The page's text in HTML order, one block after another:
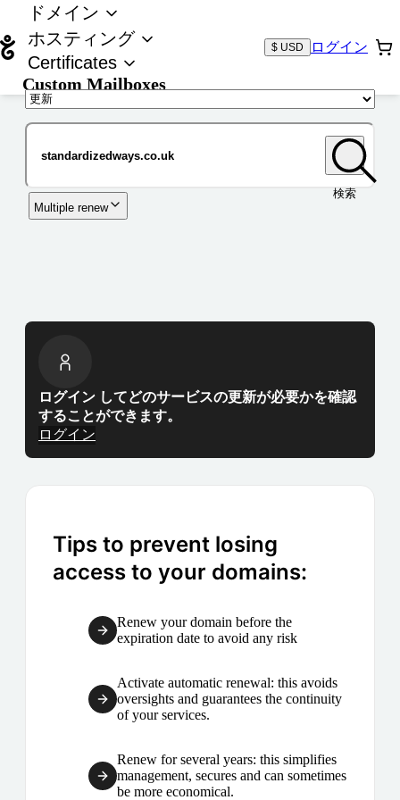
ドメイン
ホスティング
Certificates
Custom Mailboxes
$ USD ログイン
検索
Multiple renew
ログイン してどのサービスの更新が必要かを確認
することができます。
ログイン
Tips to prevent losing
access to your domains:
Renew your domain before the
expiration date to avoid any risk
Activate automatic renewal: this avoids
oversights and guarantees the continuity
of your services.
Renew for several years: this simplifies
management, secures and can sometimes
be more economical.